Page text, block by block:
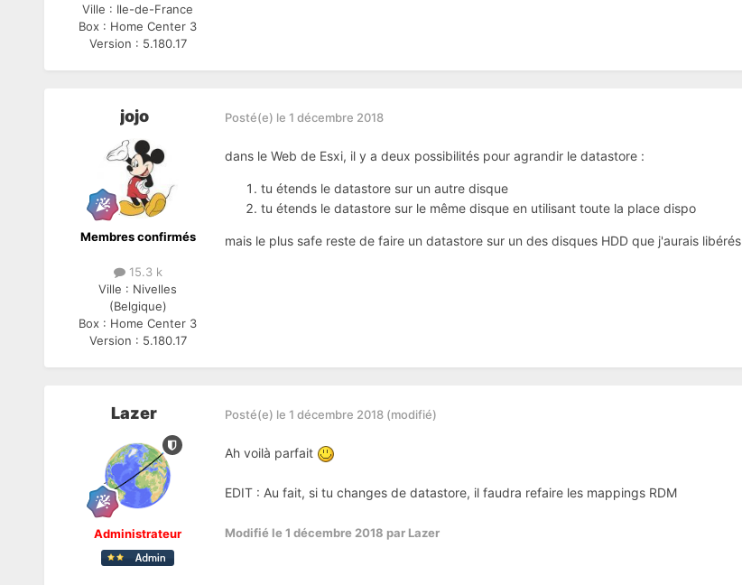
Ville : Ile-de-France
Box : Home Center 3
Version : 5.180.17
jojo
Membres confirmés
15.3 k
Ville : Nivelles
(Belgique)
Box : Home Center 3
Version : 5.180.17
Posté(e) le 1 décembre 2018
dans le Web de Esxi, il y a deux possibilités pour agrandir le datastore :
tu étends le datastore sur un autre disque
tu étends le datastore sur le même disque en utilisant toute la place dispo
mais le plus safe reste de faire un datastore sur un des disques HDD que j'aurais libérés
Lazer
Administrateur
Posté(e) le 1 décembre 2018 (modifié)
Ah voilà parfait
EDIT : Au fait, si tu changes de datastore, il faudra refaire les mappings RDM
Modifié le 1 décembre 2018 par Lazer